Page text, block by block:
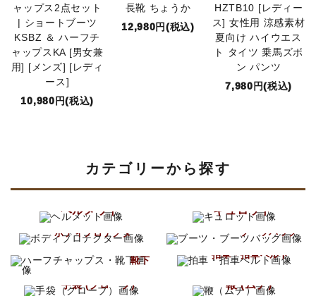
ャップス2点セット
| ショートブーツ
KSBZ ＆ ハーフチ
ャップスKA [男女兼
用] [メンズ] [レディ
ース]
10,980円(税込)
長靴 ちょうか
12,980円(税込)
HZTB10 [レディー
ス] 女性用 涼感素材
夏向け ハイウエス
ト タイツ 乗馬ズボ
ン パンツ
7,980円(税込)
カテゴリーから探す
ヘルメット キュロット
ボディプロテクター
ブーツ
ブーツバッグ
靴下
拍車・拍車ベルト
手袋 (グローブ) 鞭 (ムチ)